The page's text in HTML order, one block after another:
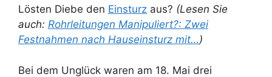
Lösten Diebe den Einsturz aus? (Lesen Sie
auch: Rohrleitungen Manipuliert?: Zwei
Festnahmen nach Hauseinsturz mit…)
Bei dem Unglück waren am 18. Mai drei